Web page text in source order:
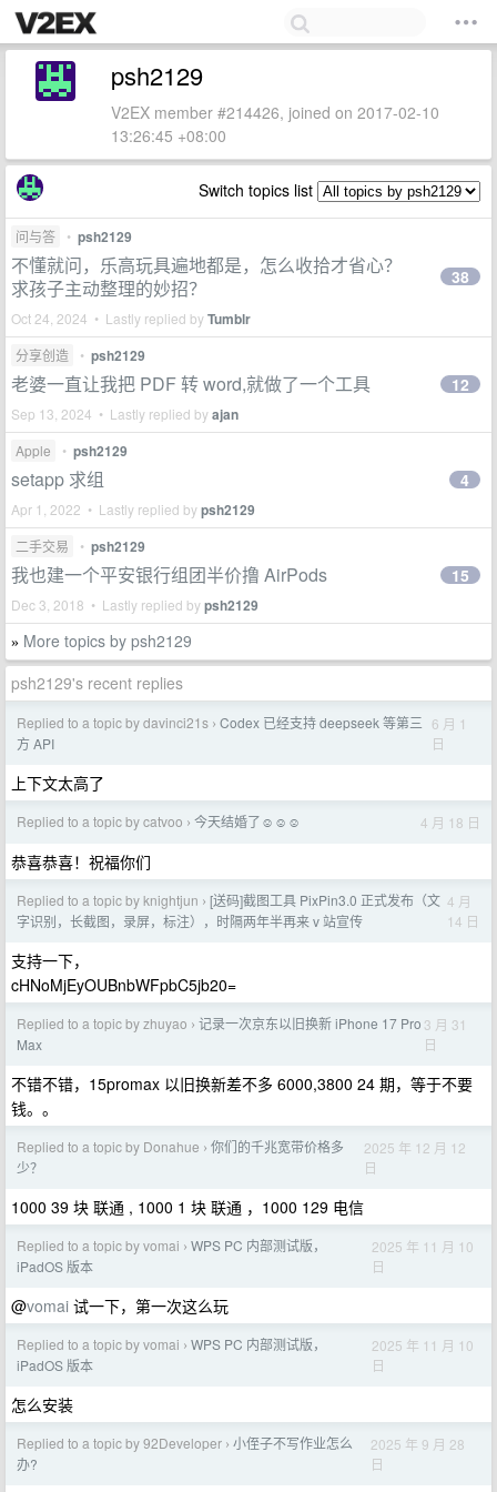
psh2129
V2EX member #214426, joined on 2017-02-10
13:26:45 +08:00
Switch topics list
问与答 • psh2129
不懂就问，乐高玩具遍地都是，怎么收拾才省心？
求孩子主动整理的妙招？
Oct 24, 2024 • Lastly replied byTumblr
38
分享创造 • psh2129
老婆一直让我把 PDF 转 word,就做了一个工具
Sep 13, 2024 • Lastly replied byajan
12
Apple • psh2129
setapp 求组
Apr 1, 2022 • Lastly replied bypsh2129
4
二手交易 • psh2129
我也建一个平安银行组团半价撸 AirPods
Dec 3, 2018 • Lastly replied bypsh2129
15
» More topics by psh2129
psh2129's recent replies
Replied to a topic by davinci21s › Codex 已经支持 deepseek 等第三
方 API
6 月 1
日
上下文太高了
Replied to a topic by catvoo › 今天结婚了☺️☺️☺️ 4 月 18 日
恭喜恭喜！祝福你们
Replied to a topic by knightjun › [送码]截图工具 PixPin3.0 正式发布（文
字识别，长截图，录屏，标注），时隔两年半再来 v 站宣传
4 月
14 日
支持一下，
cHNoMjEyOUBnbWFpbC5jb20=
Replied to a topic by zhuyao › 记录一次京东以旧换新 iPhone 17 Pro
Max
3 月 31
日
不错不错，15promax 以旧换新差不多 6000,3800 24 期，等于不要
钱。。
Replied to a topic by Donahue › 你们的千兆宽带价格多
少？
2025 年 12 月 12
日
1000 39 块 联通 , 1000 1 块 联通 ，1000 129 电信
Replied to a topic by vomai › WPS PC 内部测试版，
iPadOS 版本
2025 年 11 月 10
日
@vomai 试一下，第一次这么玩
Replied to a topic by vomai › WPS PC 内部测试版，
iPadOS 版本
2025 年 11 月 10
日
怎么安装
Replied to a topic by 92Developer › 小侄子不写作业怎么
办?
2025 年 9 月 28
日